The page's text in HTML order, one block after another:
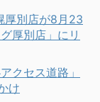
厚別店が8月23
厚別店」にリ
クセス道路」
け